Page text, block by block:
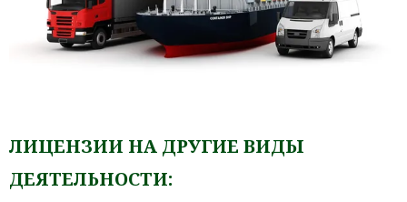
ЛИЦЕНЗИИ НА ДРУГИЕ ВИДЫ
ДЕЯТЕЛЬНОСТИ: